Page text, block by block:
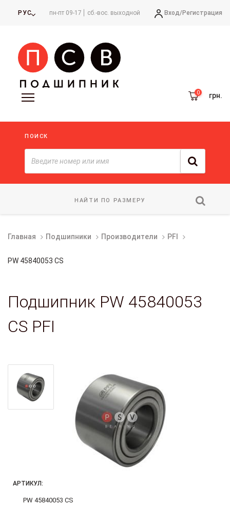
РУС пн-пт 09-17 сб.-вос. выходной Вход/Регистрация
грн.
ПОИСК
НАЙТИ ПО РАЗМЕРУ
Главная Подшипники Производители PFI
PW 45840053 CS
Подшипник PW 45840053
CS PFI
АРТИКУЛ:
PW 45840053 CS